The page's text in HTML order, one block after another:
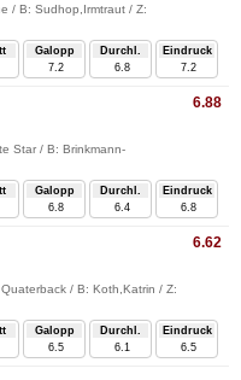
/ B: Sudhop,Irmtraut / Z:
Eindruck
7.2
Durchl.
6.8
Galopp
7.2
6.88
Star / B: Brinkmann-
Eindruck
6.8
Durchl.
6.4
Galopp
6.8
6.62
/ B: Koth,Katrin / Z:
Eindruck
6.5
Durchl.
6.1
Galopp
6.5